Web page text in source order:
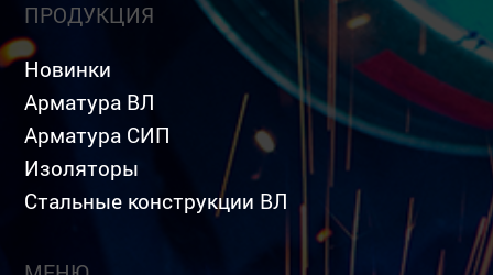
ПРОДУКЦИЯ
Новинки
Арматура ВЛ
Арматура СИП
Изоляторы
Стальные конструкции ВЛ